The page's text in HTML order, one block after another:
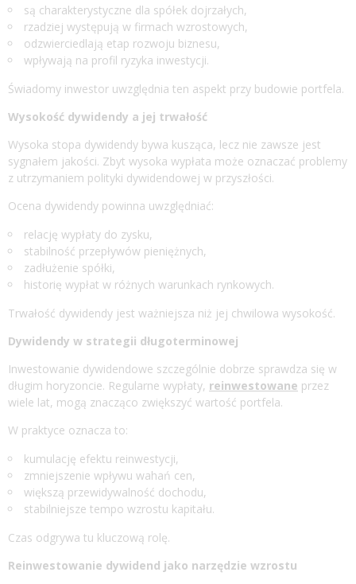
są charakterystyczne dla spółek dojrzałych,
rzadziej występują w firmach wzrostowych,
odzwierciedlają etap rozwoju biznesu,
wpływają na profil ryzyka inwestycji.
Świadomy inwestor uwzględnia ten aspekt przy budowie portfela.
Wysokość dywidendy a jej trwałość
Wysoka stopa dywidendy bywa kusząca, lecz nie zawsze jest
sygnałem jakości. Zbyt wysoka wypłata może oznaczać problemy
z utrzymaniem polityki dywidendowej w przyszłości.
Ocena dywidendy powinna uwzględniać:
relację wypłaty do zysku,
stabilność przepływów pieniężnych,
zadłużenie spółki,
historię wypłat w różnych warunkach rynkowych.
Trwałość dywidendy jest ważniejsza niż jej chwilowa wysokość.
Dywidendy w strategii długoterminowej
Inwestowanie dywidendowe szczególnie dobrze sprawdza się w
długim horyzoncie. Regularne wypłaty, reinwestowane przez
wiele lat, mogą znacząco zwiększyć wartość portfela.
W praktyce oznacza to:
kumulację efektu reinwestycji,
zmniejszenie wpływu wahań cen,
większą przewidywalność dochodu,
stabilniejsze tempo wzrostu kapitału.
Czas odgrywa tu kluczową rolę.
Reinwestowanie dywidend jako narzędzie wzrostu